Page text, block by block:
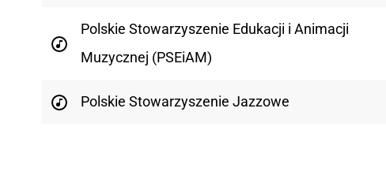
Polskie Stowarzyszenie Edukacji i Animacji
Muzycznej (PSEiAM)
Polskie Stowarzyszenie Jazzowe